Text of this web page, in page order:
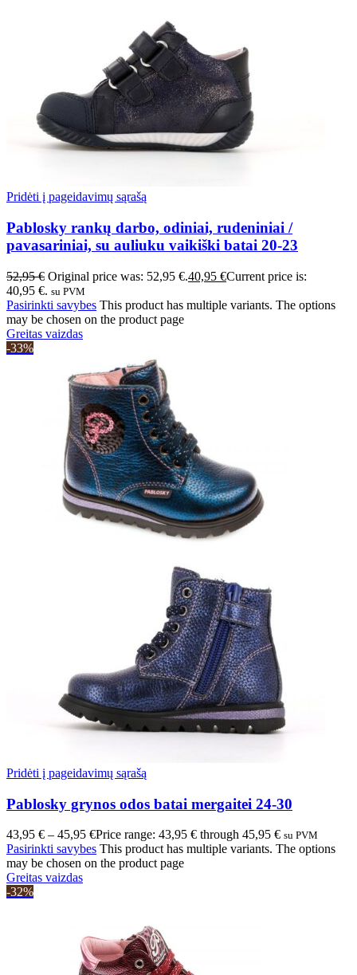
Pridėti į pageidavimų sąrašą
Pablosky rankų darbo, odiniai, rudeniniai /
pavasariniai, su auliuku vaikiški batai 20-23
52,95€ Original price was: 52,95 €.40,95 €Current price is:
40,95 €. su PVM
Pasirinkti savybes This product has multiple variants. The options
may be chosen on the product page
Greitas vaizdas
-33%
Pridėti į pageidavimų sąrašą
Pablosky grynos odos batai mergaitei 24-30
43,95 € – 45,95 €Price range: 43,95 € through 45,95 € su PVM
Pasirinkti savybes This product has multiple variants. The options
may be chosen on the product page
Greitas vaizdas
-32%